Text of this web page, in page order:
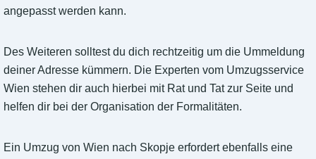
angepasst werden kann.
Des Weiteren solltest du dich rechtzeitig um die Ummeldung
deiner Adresse kümmern. Die Experten vom Umzugsservice
Wien stehen dir auch hierbei mit Rat und Tat zur Seite und
helfen dir bei der Organisation der Formalitäten.
Ein Umzug von Wien nach Skopje erfordert ebenfalls eine